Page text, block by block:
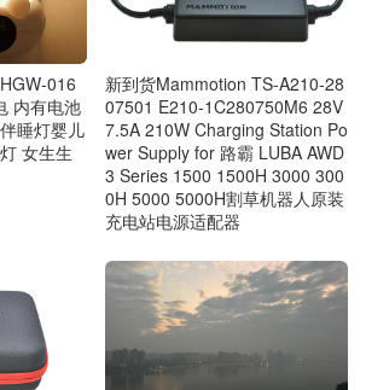
内有电池
睡灯婴儿
女生生
新到货Mammotion TS-A210-28
07501 E210-1C280750M6 28V
7.5A 210W Charging Station Po
wer Supply for 路霸 LUBA AWD
3 Series 1500 1500H 3000 300
0H 5000 5000H割草机器人原装
充电站电源适配器